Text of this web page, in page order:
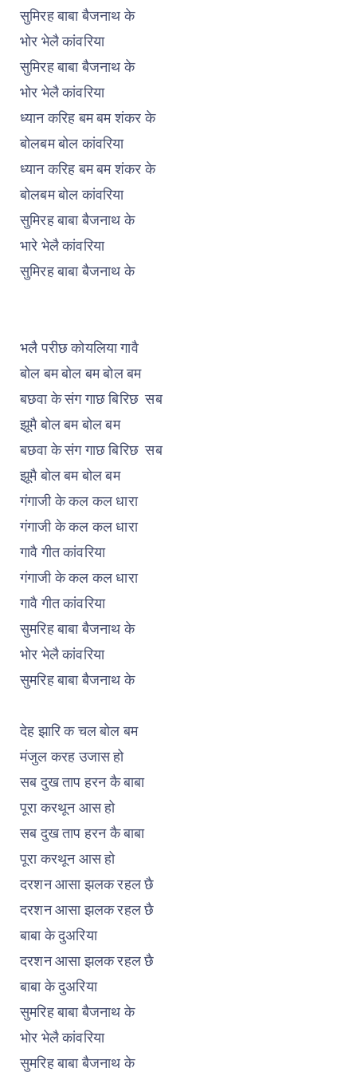
सुमिरह बाबा बैजनाथ के
भोर भेलै कांवरिया
सुमिरह बाबा बैजनाथ के
भोर भेलै कांवरिया
ध्यान करिह बम बम शंकर के
बोलबम बोल कांवरिया
ध्यान करिह बम बम शंकर के
बोलबम बोल कांवरिया
सुमिरह बाबा बैजनाथ के
भारे भेलै कांवरिया
सुमिरह बाबा बैजनाथ के
भलै परीछ कोयलिया गावै
बोल बम बोल बम बोल बम
बछवा के संग गाछ बिरिछ सब
झूमै बोल बम बोल बम
बछवा के संग गाछ बिरिछ सब
झूमै बोल बम बोल बम
गंगाजी के कल कल धारा
गंगाजी के कल कल धारा
गावै गीत कांवरिया
गंगाजी के कल कल धारा
गावै गीत कांवरिया
सुमरिह बाबा बैजनाथ के
भोर भेलै कांवरिया
सुमरिह बाबा बैजनाथ के
देह झारि क चल बोल बम
मंजुल करह उजास हो
सब दुख ताप हरन कै बाबा
पूरा करथून आस हो
सब दुख ताप हरन कै बाबा
पूरा करथून आस हो
दरशन आसा झलक रहल छै
दरशन आसा झलक रहल छै
बाबा के दुअरिया
दरशन आसा झलक रहल छै
बाबा के दुअरिया
सुमरिह बाबा बैजनाथ के
भोर भेलै कांवरिया
सुमरिह बाबा बैजनाथ के